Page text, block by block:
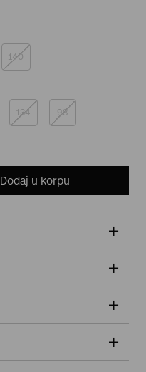
140
134 98
Dodaj u korpu